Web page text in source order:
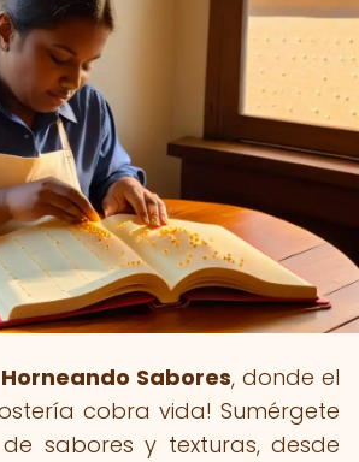
Horneando Sabores, donde el
cobra vida! Sumérgete
sabores y texturas, desde